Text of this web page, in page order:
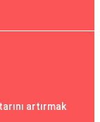
artırmak